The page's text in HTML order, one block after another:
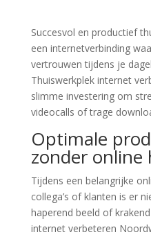
Succesvol en productief
een internetverbinding
vertrouwen tijdens je
Thuiswerkplek internet
slimme investering om
videocalls of trage
Optimale
zonder online
Tijdens een belangrijke
collega’s of klanten is er
haperend beeld of
internet verbeteren